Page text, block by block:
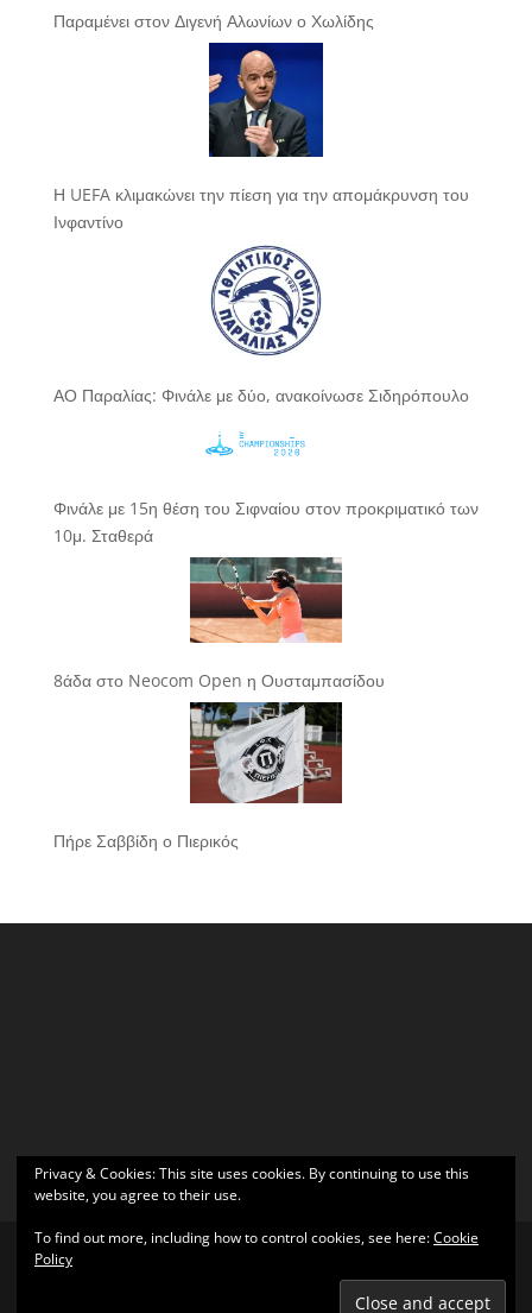
Παραμένει στον Διγενή Αλωνίων ο Χωλίδης
Η UEFA κλιμακώνει την πίεση για την απομάκρυνση του
Ινφαντίνο
ΑΟ Παραλίας: Φινάλε με δύο, ανακοίνωσε Σιδηρόπουλο
Φινάλε με 15η θέση του Σιφναίου στον προκριματικό των
10μ. Σταθερά
8άδα στο Neocom Open η Ουσταμπασίδου
Πήρε Σαββίδη ο Πιερικός
| Υποστηρίζεται από
Privacy & Cookies: This site uses cookies. By continuing to use this
website, you agree to their use.
To find out more, including how to control cookies, see here:Cookie
Policy